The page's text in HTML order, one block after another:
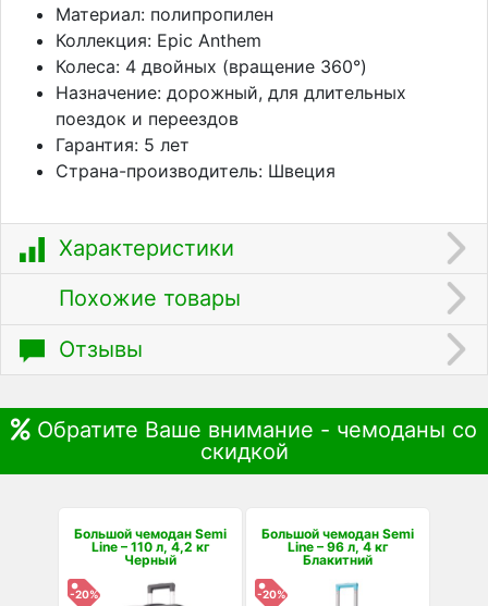
Материал: полипропилен
Коллекция: Epic Anthem
Колеса: 4 двойных (вращение 360°)
Назначение: дорожный, для длительных
поездок и переездов
Гарантия: 5 лет
Страна-производитель: Швеция
Характеристики
Похожие товары
Отзывы
Обратите Ваше внимание - чемоданы со
скидкой
Большой чемодан Semi
Line – 110 л, 4,2 кг
Черный
-20%
Большой чемодан Semi
Line – 96 л, 4 кг
Блакитний
-20%